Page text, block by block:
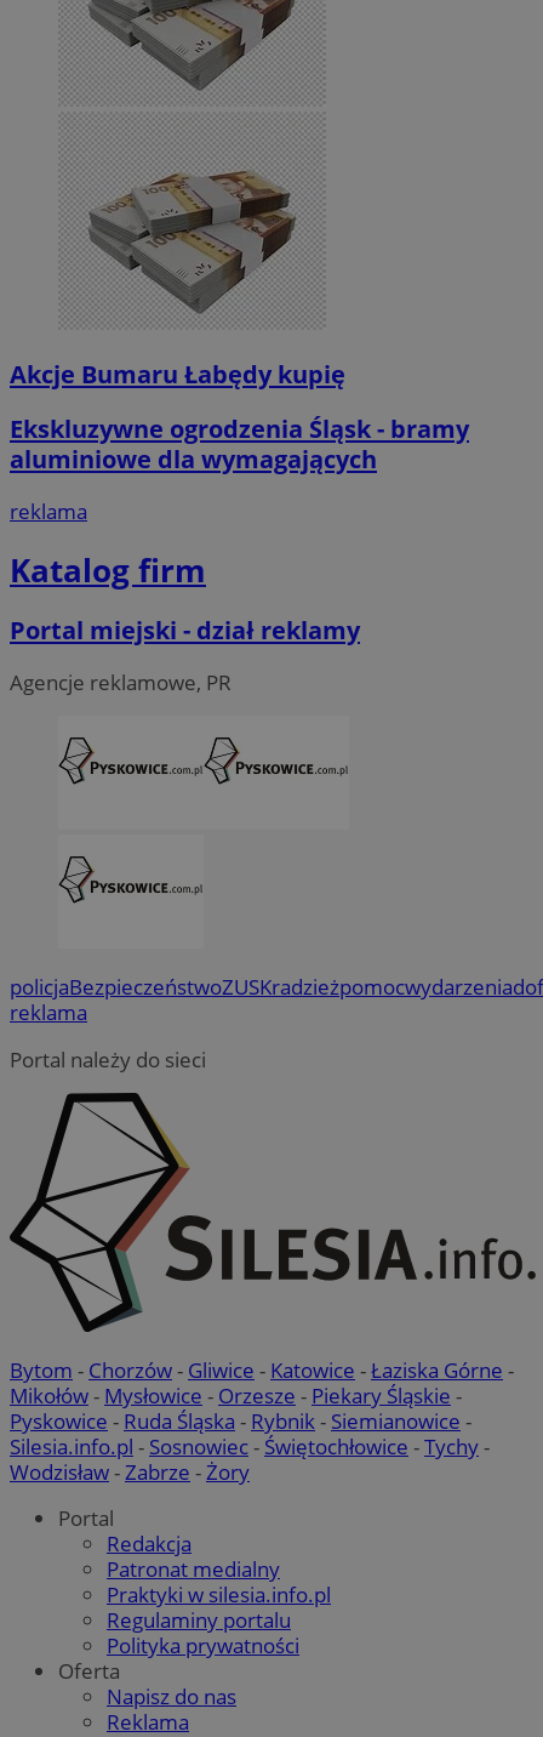
Akcje Bumaru Łabędy kupię
Ekskluzywne ogrodzenia Śląsk - bramy
aluminiowe dla wymagających
reklama
Katalog firm
Portal miejski - dział reklamy
Agencje reklamowe, PR
policjaBezpieczeństwoZUSKradzieżpomocwydarzenia
reklama
Portal należy do sieci
Bytom - Chorzów- Gliwice - Katowice -Łaziska Górne -
Mikołów- Mysłowice - Orzesze - Piekary Śląskie -
Pyskowice - Ruda Śląska - Rybnik- Siemianowice -
Silesia.info.pl - Sosnowiec- Świętochłowice -Tychy-
Wodzisław-Zabrze -Żory
Portal
Redakcja
Patronat medialny
Praktyki w silesia.info.pl
Regulaminy portalu
Polityka prywatności
Oferta
Napisz do nas
Reklama